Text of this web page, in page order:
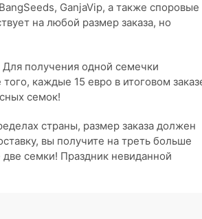
GanjaVip, а также споровые
на любой размер заказа, но
получения одной семечки
каждые 15 евро в итоговом
семок!
страны, размер заказа должен
вы получите на треть больше
семки! Праздник невиданной